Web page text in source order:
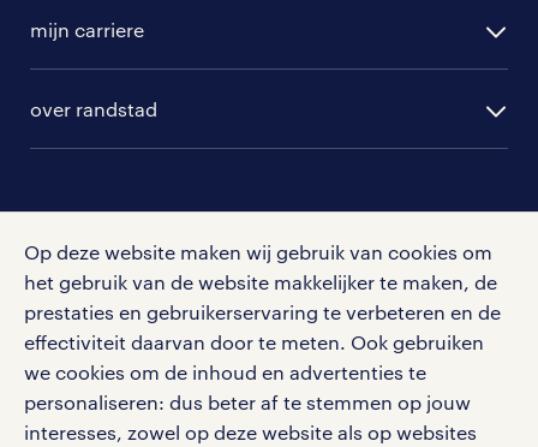
Op deze website maken wij gebruik van cookies om
het gebruik van de website makkelijker te maken, de
prestaties en gebruikerservaring te verbeteren en de
effectiviteit daarvan door te meten. Ook gebruiken
we cookies om de inhoud en advertenties te
personaliseren: dus beter af te stemmen op jouw
interesses, zowel op deze website als op websites
randstad professional
randstad digital
hr-diensten
branches
tarieven
personeel gezocht
aanmelden nieuwsbrief
mijn carriere
arbeidsvoorwaarden
blogs en artikelen
salarischecker
bruto-netto calculator
over randstad
contact voor talent
contact voor werkgevers
onze vestigingen
klachten en misstanden
download de randstad nl app
Met de randstad nl app zet je de volgende stap in je
carrière. Bekijk je rooster of salaris, zoek vacatures
en ontvang berichten van je intercedent.
Eenvoudig, snel en overal.
apple app store